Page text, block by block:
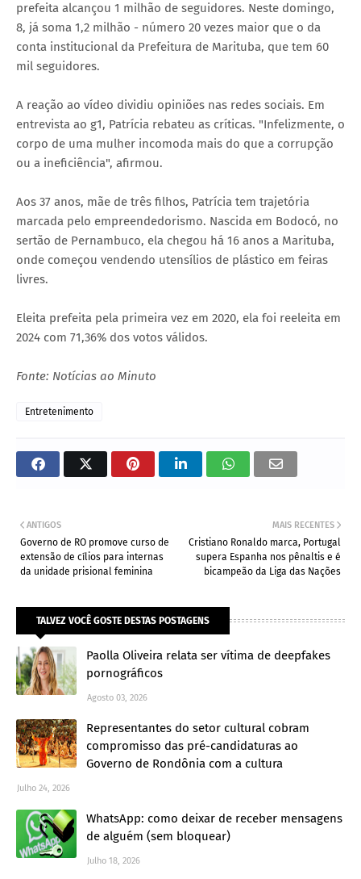
prefeita alcançou 1 milhão de seguidores. Neste domingo,
8, já soma 1,2 milhão - número 20 vezes maior que o da
conta institucional da Prefeitura de Marituba, que tem 60
mil seguidores.
A reação ao vídeo dividiu opiniões nas redes sociais. Em
entrevista ao g1, Patrícia rebateu as críticas. "Infelizmente, o
corpo de uma mulher incomoda mais do que a corrupção
ou a ineficiência", afirmou.
Aos 37 anos, mãe de três filhos, Patrícia tem trajetória
marcada pelo empreendedorismo. Nascida em Bodocó, no
sertão de Pernambuco, ela chegou há 16 anos a Marituba,
onde começou vendendo utensílios de plástico em feiras
livres.
Eleita prefeita pela primeira vez em 2020, ela foi reeleita em
2024 com 71,36% dos votos válidos.
Fonte: Notícias ao Minuto
Entretenimento
MAIS RECENTES
Cristiano Ronaldo marca, Portugal
supera Espanha nos pênaltis e é
bicampeão da Liga das Nações
ANTIGOS
Governo de RO promove curso de
extensão de cílios para internas
da unidade prisional feminina
TALVEZ VOCÊ GOSTE DESTAS POSTAGENS
Paolla Oliveira relata ser vítima de deepfakes
pornográficos
Agosto 03, 2026
Representantes do setor cultural cobram
compromisso das pré-candidaturas ao
Governo de Rondônia com a cultura
Julho 24, 2026
WhatsApp: como deixar de receber mensagens
de alguém (sem bloquear)
Julho 18, 2026